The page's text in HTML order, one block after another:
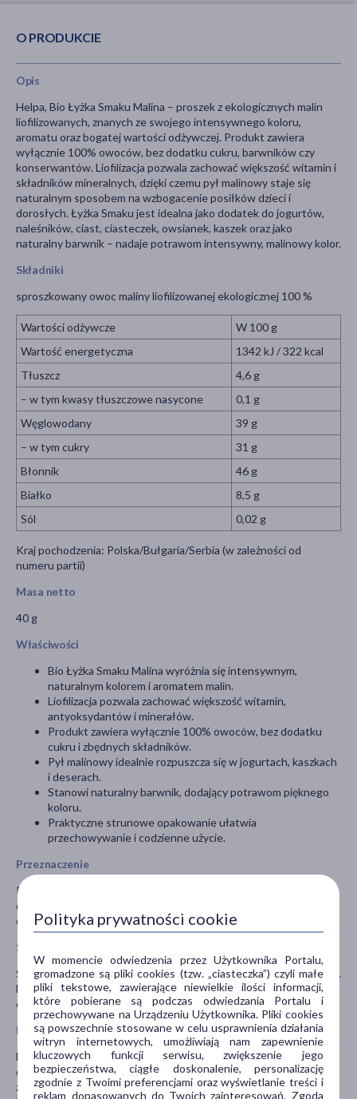
O PRODUKCIE
Opis
Helpa, Bio Łyżka Smaku Malina – proszek z ekologicznych malin
liofilizowanych, znanych ze swojego intensywnego koloru,
aromatu oraz bogatej wartości odżywczej. Produkt zawiera
wyłącznie 100% owoców, bez dodatku cukru, barwników czy
konserwantów. Liofilizacja pozwala zachować większość witamin i
składników mineralnych, dzięki czemu pył malinowy staje się
naturalnym sposobem na wzbogacenie posiłków dzieci i
dorosłych. Łyżka Smaku jest idealna jako dodatek do jogurtów,
naleśników, ciast, ciasteczek, owsianek, kaszek oraz jako
naturalny barwnik – nadaje potrawom intensywny, malinowy kolor.
Składniki
sproszkowany owoc maliny liofilizowanej ekologicznej 100 %
Wartości odżywcze
W 100 g
Wartość energetyczna
1342 kJ / 322 kcal
Tłuszcz
4,6 g
– w tym kwasy tłuszczowe nasycone
0,1 g
Węglowodany
39 g
– w tym cukry
31 g
Błonnik
46 g
Białko
8,5 g
Sól
0,02 g
Kraj pochodzenia: Polska/Bułgaria/Serbia (w zależności od
numeru partii)
Masa netto
40 g
Właściwości
Bio Łyżka Smaku Malina wyróżnia się intensywnym,
naturalnym kolorem i aromatem malin.
Liofilizacja pozwala zachować większość witamin,
antyoksydantów i minerałów.
Produkt zawiera wyłącznie 100% owoców, bez dodatku
cukru i zbędnych składników.
Pył malinowy idealnie rozpuszcza się w jogurtach, kaszkach
i deserach.
Stanowi naturalny barwnik, dodający potrawom pięknego
koloru.
Praktyczne strunowe opakowanie ułatwia
przechowywanie i codzienne użycie.
Przeznaczenie
Produkt jest przeznaczony dla dzieci i dorosłych jako naturalny
dodatek do posiłków. Idealny do kaszek Czary Mamy, jogurtów,
deserów i wypieków.
Sposób użycia
Stosować jako posypkę, barwnik lub dodatek smakowy do potraw.
Można łączyć z jogurtem, naleśnikami, owsianą kaszką, ciastami i
domowymi deserami.
Przeciwwskazania i środki ostrożności
Należy stosować jako element zróżnicowanej i zbilansowanej
diety. Przechowywać w suchym, chłodnym miejscu, szczelnie
zamknięte. Unikać kontaktu z wilgocią, która może wpłynąć na
Polityka prywatności cookie
W momencie odwiedzenia przez Użytkownika Portalu,
gromadzone są pliki cookies (tzw. „ciasteczka”) czyli małe
pliki tekstowe, zawierające niewielkie ilości informacji,
które pobierane są podczas odwiedzania Portalu i
przechowywane na Urządzeniu Użytkownika. Pliki cookies
są powszechnie stosowane w celu usprawnienia działania
witryn internetowych, umożliwiają nam zapewnienie
kluczowych funkcji serwisu, zwiększenie jego
bezpieczeństwa, ciągłe doskonalenie, personalizację
zgodnie z Twoimi preferencjami oraz wyświetlanie treści i
reklam dopasowanych do Twoich zainteresowań. Zgoda